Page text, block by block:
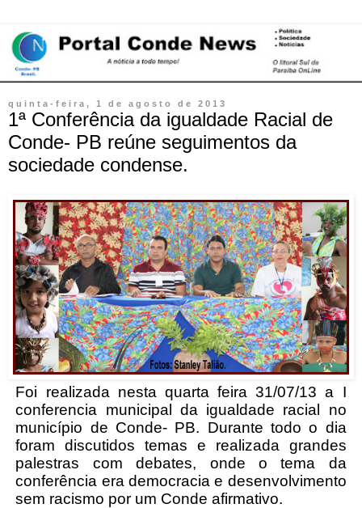
quinta-feira, 1 de agosto de 2013
1ª Conferência da igualdade Racial de
Conde- PB reúne seguimentos da
sociedade condense.
Foi realizada nesta quarta feira 31/07/13 a I
conferencia municipal da igualdade racial no
município de Conde- PB. Durante todo o dia
foram discutidos temas e realizada grandes
palestras com debates, onde o tema da
conferência era democracia e desenvolvimento
sem racismo por um Conde afirmativo.